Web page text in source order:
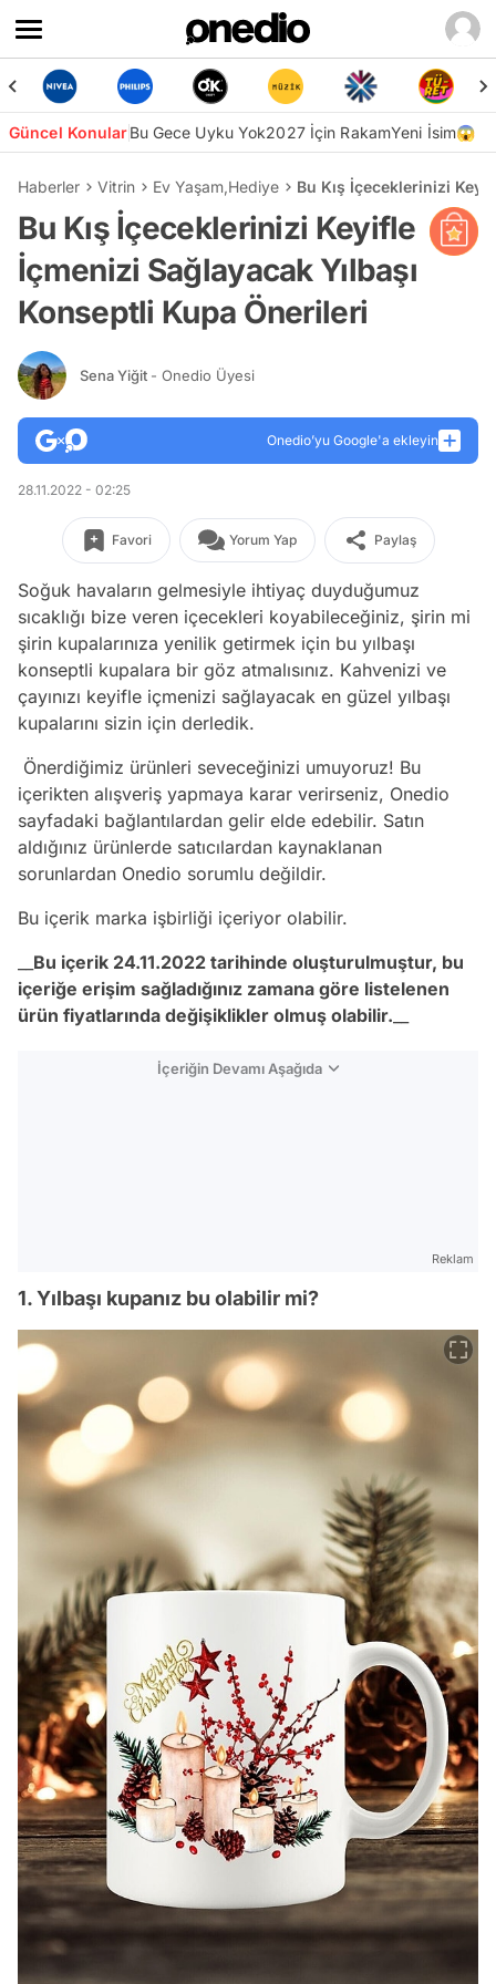
Güncel KonularBu Gece Uyku Yok2027 İçin RakamYeni İsim😱
Haberler Vitrin Ev Yaşam,Hediye Bu Kış İçeceklerinizi
Bu Kış İçeceklerinizi Keyifle
İçmenizi Sağlayacak Yılbaşı
Konseptli Kupa Önerileri
Sena Yiğit - Onedio Üyesi
Onedio’yu Google'a ekleyin
28.11.2022 - 02:25
Favori Yorum Yap Paylaş
Soğuk havaların gelmesiyle ihtiyaç duyduğumuz
sıcaklığı bize veren içecekleri koyabileceğiniz, şirin mi
şirin kupalarınıza yenilik getirmek için bu yılbaşı
konseptli kupalara bir göz atmalısınız. Kahvenizi ve
çayınızı keyifle içmenizi sağlayacak en güzel yılbaşı
kupalarını sizin için derledik.
Önerdiğimiz ürünleri seveceğinizi umuyoruz! Bu
içerikten alışveriş yapmaya karar verirseniz, Onedio
sayfadaki bağlantılardan gelir elde edebilir. Satın
aldığınız ürünlerde satıcılardan kaynaklanan
sorunlardan Onedio sorumlu değildir.
Bu içerik marka işbirliği içeriyor olabilir.
Bu içerik 24.11.2022 tarihinde oluşturulmuştur, bu
içeriğe erişim sağladığınız zamana göre listelenen
ürün fiyatlarında değişiklikler olmuş olabilir.
İçeriğin Devamı Aşağıda
Reklam
1. Yılbaşı kupanız bu olabilir mi?